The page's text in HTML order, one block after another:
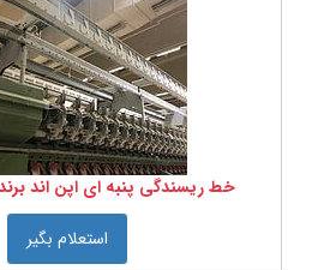
استعلام بگیر